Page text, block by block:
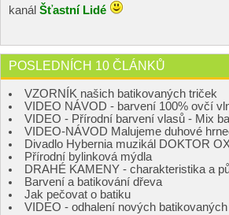
kanál Šťastní Lidé
POSLEDNÍCH 10 ČLÁNKŮ
VZORNÍK našich batikovaných triček
VIDEO NÁVOD - barvení 100% ovčí
VIDEO - Přírodní barvení vlasů - Mix
VIDEO-NÁVOD Malujeme duhové
Divadlo Hybernia muzikál DOKTOR
Přírodní bylinková mýdla
DRAHÉ KAMENY - charakteristika a
Barvení a batikování dřeva
Jak pečovat o batiku
VIDEO - odhalení nových